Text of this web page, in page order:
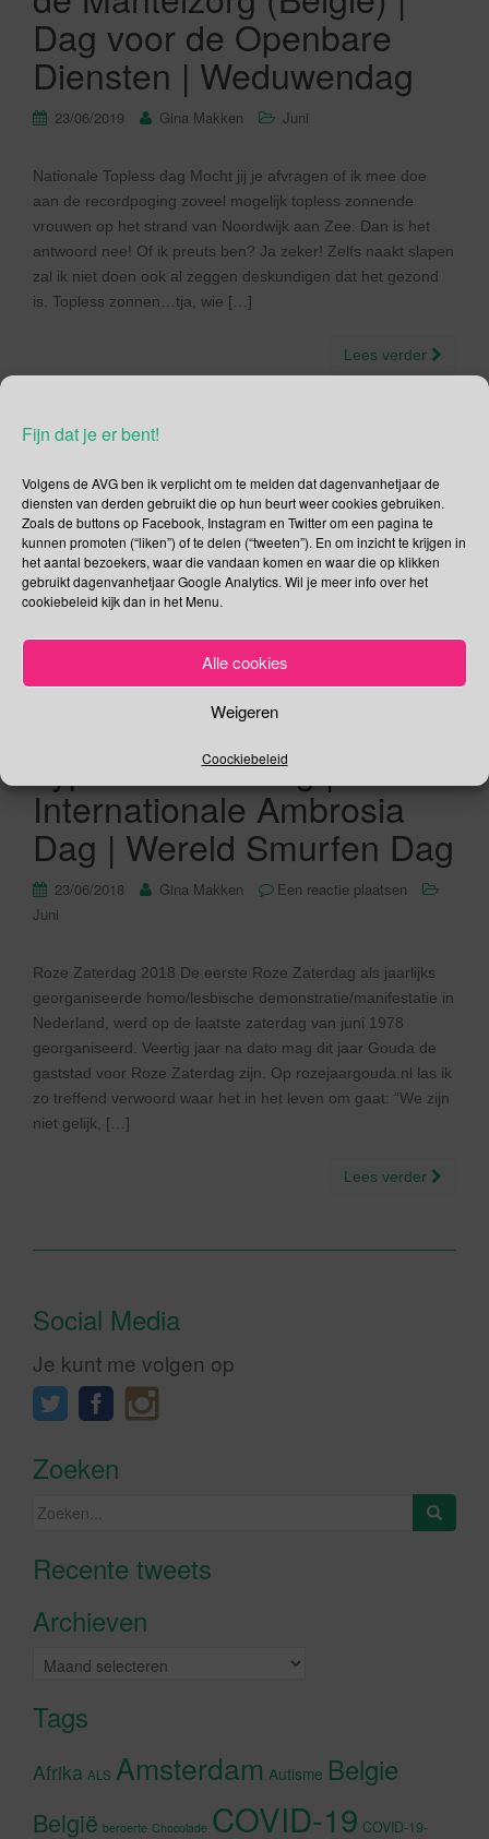
Fijn dat je er bent!
Volgens de AVG ben ik verplicht om te melden dat dagenvanhetjaar de
diensten van derden gebruikt die op hun beurt weer cookies gebruiken.
Zoals de buttons op Facebook, Instagram en Twitter om een pagina te
kunnen promoten (“liken”) of te delen (“tweeten”). En om inzicht te krijgen in
het aantal bezoekers, waar die vandaan komen en waar die op klikken
gebruikt dagenvanhetjaar Google Analytics. Wil je meer info over het
cookiebeleid kijk dan in het Menu.
Alle cookies
Weigeren
Coockiebeleid
Dag voor de Openbare
Diensten | Weduwendag
23/06/2019 Gina Makken Juni
Nationale Topless dag Mocht jij je afvragen of ik mee doe
aan de recordpoging zoveel mogelijk topless zonnende
vrouwen op het strand van Noordwijk aan Zee. Dan is het
antwoord nee! Of ik preuts ben? Ja zeker! Zelfs naakt slapen
zal ik niet doen ook al zeggen deskundigen dat het gezond
is. Topless zonnen…tja, wie […]
Lees verder
23 juni – Roze Zaterdag |
Olympische Dag | Dag van
de Mantelzorger (BE) |
Internationale Dag voor de
Openbare Diensten |
Internationale
Weduwendag | Wereld
Typemachine Dag |
Internationale Ambrosia
Dag | Wereld Smurfen Dag
23/06/2018 Gina Makken
Een reactie plaatsen
Juni
Roze Zaterdag 2018 De eerste Roze Zaterdag als jaarlijks
georganiseerde homo/lesbische demonstratie/manifestatie in
Nederland, werd op de laatste zaterdag van juni 1978
georganiseerd. Veertig jaar na dato mag dit jaar Gouda de
gaststad voor Roze Zaterdag zijn. Op rozejaargouda.nl las ik
zo treffend verwoord waar het in het leven om gaat: “We zijn
niet gelijk, […]
Lees verder
Social Media
Je kunt me volgen op
Zoeken
Zoeken
Recente tweetsKlik om marketing cookies te
Archieven
Archieven
Tags
Afrika ALS Amsterdam Autisme Belgie
België beroerte Chocolade COVID-19 COVID-19-